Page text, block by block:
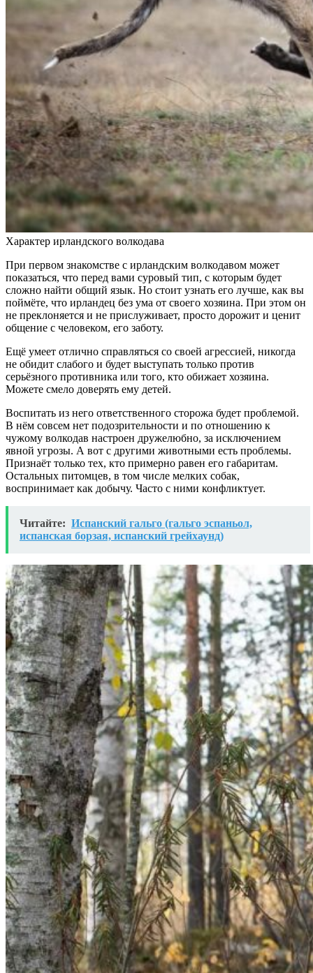
Характер ирландского волкодава
При первом знакомстве с ирландским волкодавом может
показаться, что перед вами суровый тип, с которым будет
сложно найти общий язык. Но стоит узнать его лучше, как вы
поймёте, что ирландец без ума от своего хозяина. При этом он
не преклоняется и не прислуживает, просто дорожит и ценит
общение с человеком, его заботу.
Ещё умеет отлично справляться со своей агрессией, никогда
не обидит слабого и будет выступать только против
серьёзного противника или того, кто обижает хозяина.
Можете смело доверять ему детей.
Воспитать из него ответственного сторожа будет проблемой.
В нём совсем нет подозрительности и по отношению к
чужому волкодав настроен дружелюбно, за исключением
явной угрозы. А вот с другими животными есть проблемы.
Признаёт только тех, кто примерно равен его габаритам.
Остальных питомцев, в том числе мелких собак,
воспринимает как добычу. Часто с ними конфликтует.
Читайте: Испанский гальго (гальго эспаньол,
испанская борзая, испанский грейхаунд)